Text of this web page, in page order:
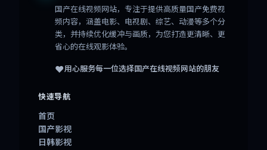
国产在线视频网站，专注于提供高质量国产免费视
频内容，涵盖电影、电视剧、综艺、动漫等多个分
类，并持续优化缓冲与画质，为您打造更清晰、更
省心的在线观影体验。
❤️用心服务每一位选择国产在线视频网站的朋友
快速导航
首页
国产影视
日韩影视